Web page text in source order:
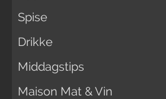
Spise
Drikke
Middagstips
Maison Mat & Vin